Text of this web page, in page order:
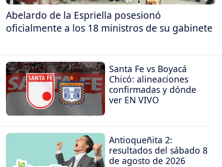
Abelardo de la Espriella posesionó
oficialmente a los 18 ministros de su gabinete
Santa Fe vs Boyacá
Chicó: alineaciones
confirmadas y dónde
ver EN VIVO
Antioqueñita 2:
resultados del sábado 8
de agosto de 2026